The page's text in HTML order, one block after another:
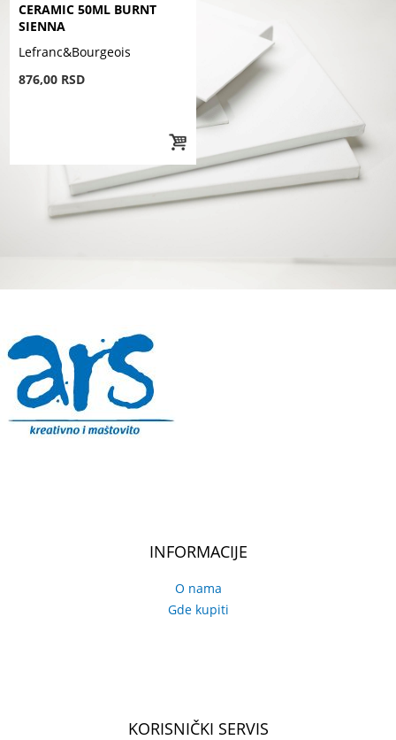
CERAMIC 50ML BURNT
SIENNA
Lefranc&Bourgeois
876,00 RSD
INFORMACIJE
O nama
Gde kupiti
KORISNIČKI SERVIS